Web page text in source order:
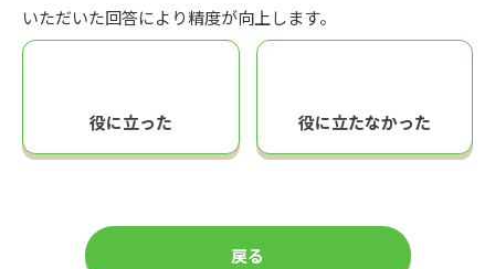
いただいた回答により精度が向上します。
役に立った 役に立たなかった
戻る